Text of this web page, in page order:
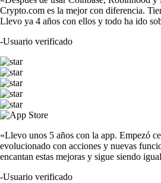
Crypto.com es la mejor con diferencia.
Llevo ya 4 años con ellos y todo ha ido
-Usuario verificado
«Llevo unos 5 años con la app. Empezó
evolucionado con acciones y nuevas
encantan estas mejoras y sigue siendo
-Usuario verificado